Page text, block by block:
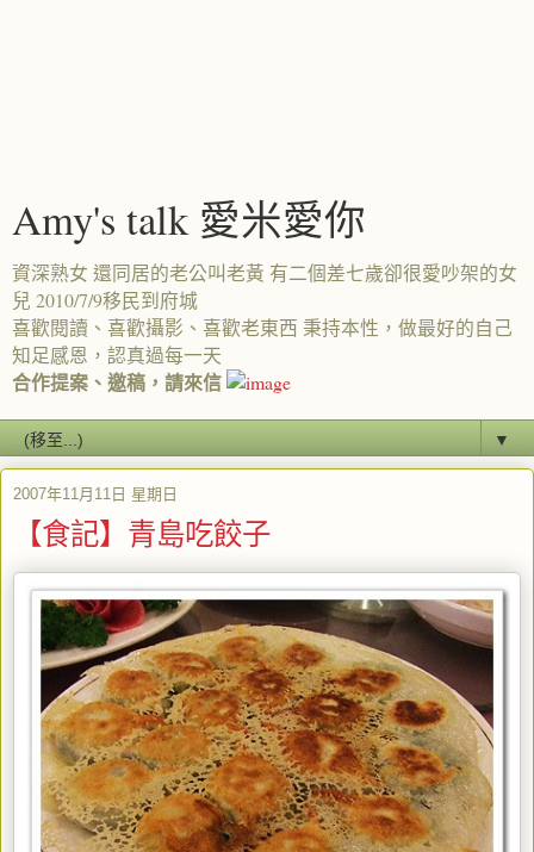
Amy's talk 愛米愛你
資深熟女 還同居的老公叫老黃 有二個差七歲卻很愛吵架的女
兒 2010/7/9移民到府城
喜歡閱讀、喜歡攝影、喜歡老東西 秉持本性，做最好的自己
知足感恩，認真過每一天
合作提案、邀稿，請來信
▼
2007年11月11日 星期日
【食記】青島吃餃子